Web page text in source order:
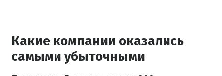
Какие компании оказались
самыми убыточными